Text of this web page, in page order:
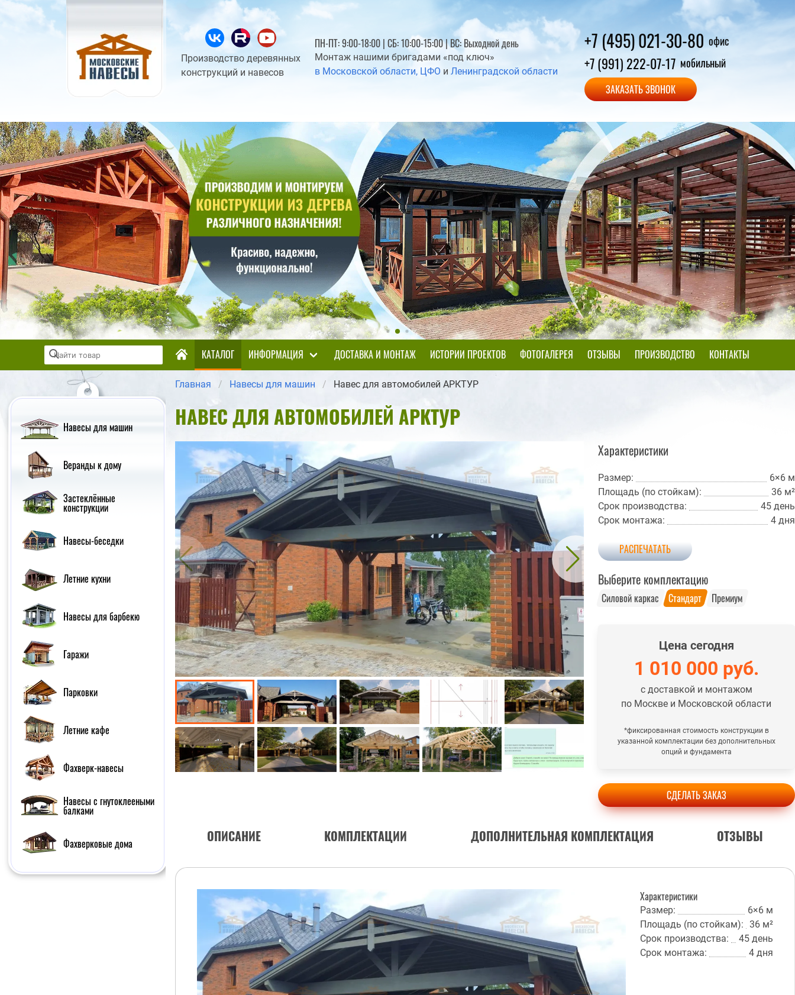
Производство деревянных
конструкций и навесов
ПН-ПТ: 9:00-18:00 | СБ: 10:00-15:00 | ВС: Выходной день
Монтаж нашими бригадами «под ключ»
в Московской области, ЦФО и Ленинградской области
+7 (495) 021-30-80 офис
+7 (991) 222-07-17 мобильный
ЗАКАЗАТЬ ЗВОНОК
КАТАЛОГ ИНФОРМАЦИЯ ДОСТАВКА И МОНТАЖ ИСТОРИИ ПРОЕКТОВ ФОТОГАЛЕРЕЯ ОТЗЫВЫ ПРОИЗВОДСТВО КОНТАКТЫ
Навесы для машин
Веранды к дому
Застеклённые
конструкции
Навесы-беседки
Летние кухни
Навесы для барбекю
Гаражи
Парковки
Летние кафе
Фахверк-навесы
Навесы с гнутоклееными
балками
Фахверковые дома
Главная Навесы для машин Навес для автомобилей АРКТУР
НАВЕС ДЛЯ АВТОМОБИЛЕЙ АРКТУР
Характеристики
Размер:
6×6 м
Площадь (по стойкам):
36 м²
Срок производства:
45 день
Срок монтажа:
4 дня
РАСПЕЧАТАТЬ
Выберите комплектацию
Силовой каркас Стандарт Премиум
Цена сегодня
1 010 000 руб.
с доставкой и монтажом
по Москве и Московской области
*фиксированная стоимость конструкции в
указанной комплектации без дополнительных
опций и фундамента
СДЕЛАТЬ ЗАКАЗ
ОПИСАНИЕ КОМПЛЕКТАЦИИ ДОПОЛНИТЕЛЬНАЯ КОМПЛЕКТАЦИЯ ОТЗЫВЫ
Характеристики
Размер:
6×6 м
Площадь (по стойкам): 36 м²
Срок производства:
45 день
Срок монтажа:
4 дня